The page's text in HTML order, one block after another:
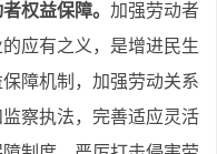
权益保障。 加强劳动者
应有之义，是增进民生
障机制，加强劳动关系
察执法，完善适应灵活